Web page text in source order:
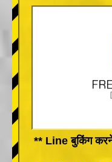
** Line बुकिंग